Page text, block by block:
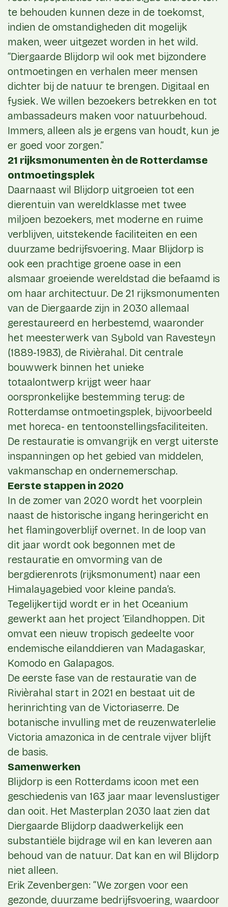
te behouden kunnen deze in de toekomst,
indien de omstandigheden dit mogelijk
maken, weer uitgezet worden in het wild.
“Diergaarde Blijdorp wil ook met bijzondere
ontmoetingen en verhalen meer mensen
dichter bij de natuur te brengen. Digitaal en
fysiek. We willen bezoekers betrekken en tot
ambassadeurs maken voor natuurbehoud.
Immers, alleen als je ergens van houdt, kun je
er goed voor zorgen.”
21 rijksmonumenten èn de Rotterdamse
ontmoetingsplek
Daarnaast wil Blijdorp uitgroeien tot een
dierentuin van wereldklasse met twee
miljoen bezoekers, met moderne en ruime
verblijven, uitstekende faciliteiten en een
duurzame bedrijfsvoering. Maar Blijdorp is
ook een prachtige groene oase in een
alsmaar groeiende wereldstad die befaamd is
om haar architectuur. De 21 rijksmonumenten
van de Diergaarde zijn in 2030 allemaal
gerestaureerd en herbestemd, waaronder
het meesterwerk van Sybold van Ravesteyn
(1889-1983), de Rivièrahal. Dit centrale
bouwwerk binnen het unieke
totaalontwerp krijgt weer haar
oorspronkelijke bestemming terug: de
Rotterdamse ontmoetingsplek, bijvoorbeeld
met horeca- en tentoonstellingsfaciliteiten.
De restauratie is omvangrijk en vergt uiterste
inspanningen op het gebied van middelen,
vakmanschap en ondernemerschap.
Eerste stappen in 2020
In de zomer van 2020 wordt het voorplein
naast de historische ingang heringericht en
het flamingoverblijf overnet. In de loop van
dit jaar wordt ook begonnen met de
restauratie en omvorming van de
bergdierenrots (rijksmonument) naar een
Himalayagebied voor kleine panda’s.
Tegelijkertijd wordt er in het Oceanium
gewerkt aan het project ‘Eilandhoppen. Dit
omvat een nieuw tropisch gedeelte voor
endemische eilanddieren van Madagaskar,
Komodo en Galapagos.
De eerste fase van de restauratie van de
Rivièrahal start in 2021 en bestaat uit de
herinrichting van de Victoriaserre. De
botanische invulling met de reuzenwaterlelie
Victoria amazonica in de centrale vijver blijft
de basis.
Samenwerken
Blijdorp is een Rotterdams icoon met een
geschiedenis van 163 jaar maar levenslustiger
dan ooit. Het Masterplan 2030 laat zien dat
Diergaarde Blijdorp daadwerkelijk een
substantiële bijdrage wil en kan leveren aan
behoud van de natuur. Dat kan en wil Blijdorp
niet alleen.
Erik Zevenbergen: “We zorgen voor een
gezonde, duurzame bedrijfsvoering, waardoor